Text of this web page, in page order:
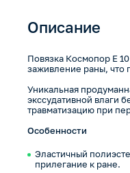
Описание
Повязка Космопор Е
заживление раны, что
Уникальная
экссудативной влаги
травматизацию при
Особенности
Эластичный
прилегание к ране.